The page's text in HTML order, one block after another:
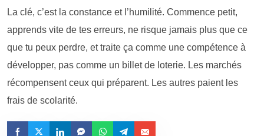
La clé, c’est la constance et l’humilité. Commence petit,
apprends vite de tes erreurs, ne risque jamais plus que ce
que tu peux perdre, et traite ça comme une compétence à
développer, pas comme un billet de loterie. Les marchés
récompensent ceux qui préparent. Les autres paient les
frais de scolarité.